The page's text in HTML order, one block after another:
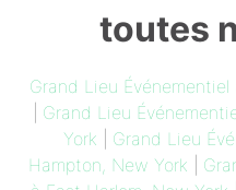
toutes
Grand Lieu
Grand Lieu
York
Grand Lieu
Hampton, New York